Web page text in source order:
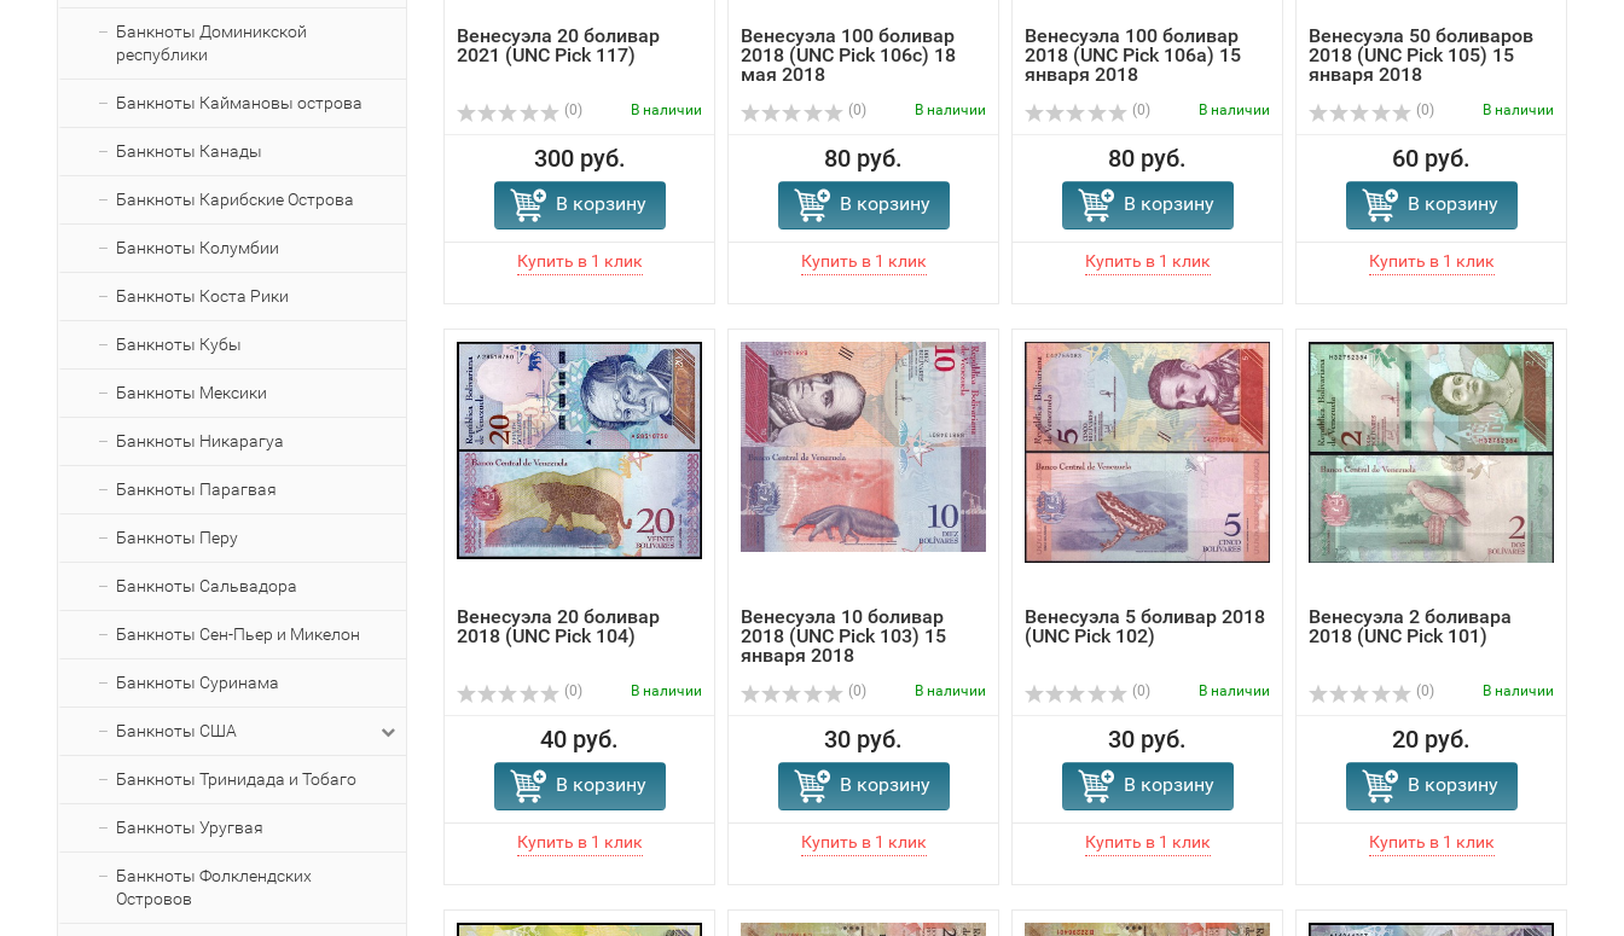
Банкноты Доминикской
республики
Банкноты Каймановы острова
Банкноты Канады
Банкноты Карибские Острова
Банкноты Колумбии
Банкноты Коста Рики
Банкноты Кубы
Банкноты Мексики
Банкноты Никарагуа
Банкноты Парагвая
Банкноты Перу
Банкноты Сальвадора
Банкноты Сен-Пьер и Микелон
Банкноты Суринама
Банкноты США
Банкноты Тринидада и Тобаго
Банкноты Уругвая
Банкноты Фолклендских
Островов
Венесуэла 20 боливар
2021 (UNC Pick 117)
(0) В наличии
300 руб.
В корзину
Венесуэла 100 боливар
2018 (UNC Pick 106с) 18
мая 2018
(0) В наличии
80 руб.
В корзину
Венесуэла 100 боливар
2018 (UNC Pick 106a) 15
января 2018
(0) В наличии
80 руб.
В корзину
Венесуэла 50 боливаров
2018 (UNC Pick 105) 15
января 2018
(0) В наличии
60 руб.
В корзину
Венесуэла 20 боливар
2018 (UNC Pick 104)
(0) В наличии
40 руб.
В корзину
Венесуэла 10 боливар
2018 (UNC Pick 103) 15
января 2018
(0) В наличии
30 руб.
В корзину
Венесуэла 5 боливар 2018
(UNC Pick 102)
(0) В наличии
30 руб.
В корзину
Венесуэла 2 боливара
2018 (UNC Pick 101)
(0) В наличии
20 руб.
В корзину